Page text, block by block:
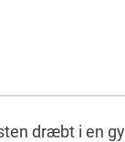
dræbt i en